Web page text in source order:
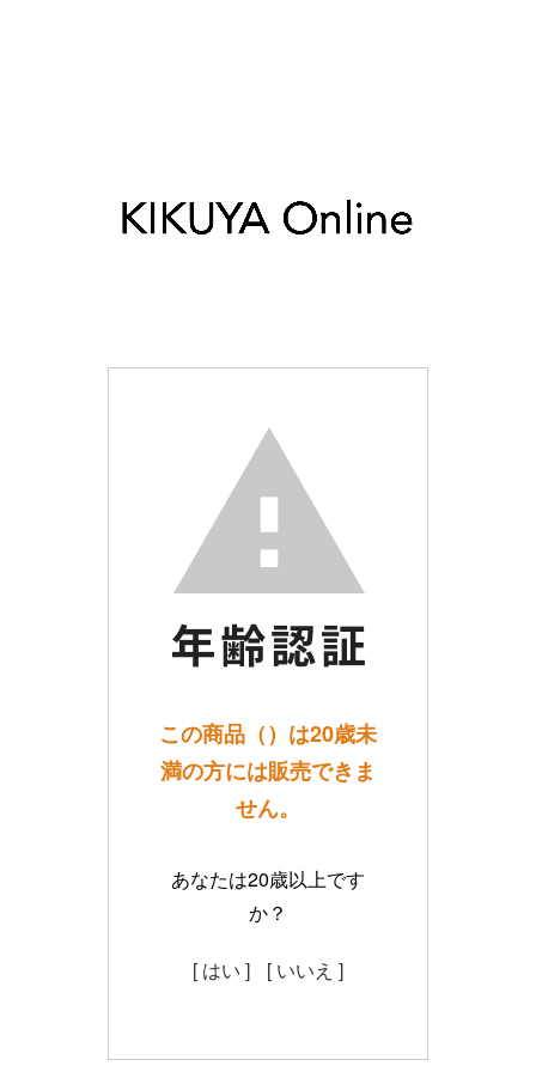
この商品（）は20歳未
満の方には販売できま
せん。
あなたは20歳以上です
か？
[ はい ] [ いいえ ]